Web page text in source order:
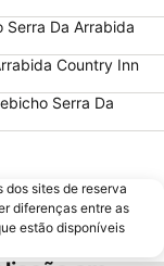
Restelo
Serra Da Arrabida
Country Inn
Serra Da
dos sites de reserva
diferenças entre as
estão disponíveis